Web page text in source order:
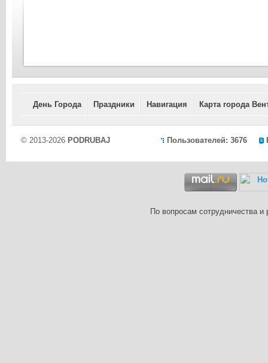
День Города Праздники Навигация Карта города
Пользователей: 3676
© 2013-2026 PODRUBAJ
По вопросам сотрудничества